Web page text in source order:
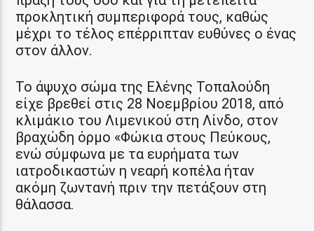
προκλητική συμπεριφορά τους, καθώς
μέχρι το τέλος επέρριπταν ευθύνες ο ένας
στον άλλον.
Το άψυχο σώμα της Ελένης Τοπαλούδη
είχε βρεθεί στις 28 Νοεμβρίου 2018, από
κλιμάκιο του Λιμενικού στη Λίνδο, στον
βραχώδη όρμο «Φώκια στους Πεύκους,
ενώ σύμφωνα με τα ευρήματα των
ιατροδικαστών η νεαρή κοπέλα ήταν
ακόμη ζωντανή πριν την πετάξουν στη
θάλασσα.